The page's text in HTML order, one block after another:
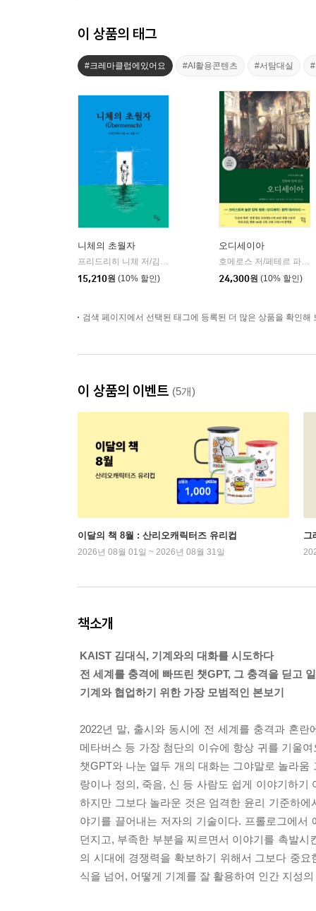
이 상품의 태그
#크레마클럽에있어요 #AI활용콘텐츠 #서탐대실
니체의 초월자
프리드리히 니체 저/김철 편역
15,210원 (10% 할인)
오디세이아
호메로스 저/페테르 파울 루벤스 그림/박문재 역
24,300원 (10% 할인)
검색 페이지에서 선택된 태그에 등록된 더 많은 상품을 확인해
이 상품의 이벤트 (5개)
이달의 책 8월 : 산리오캐릭터즈 유리컵
2026년 08월 01일 ~ 2026년 08월 31일
그
책소개
KAIST 김대식, 기계와의 대화를 시도하다
전 세계를 충격에 빠뜨린 챗GPT, 그 충격을 딛고
기계와 협업하기 위한 가장 모범적인 본보기
2022년 말, 출시와 동시에 전 세계를 충격과 혼
메타버스 등 가장 첨단의 이슈에 항상 귀를 기울
챗GPT와 나눈 열두 개의 대화는 그야말로 놀라
랑이나 정의, 죽음, 신 등 사람도 쉽게 이야기하
하지만 그보다 놀라운 것은 엄격한 윤리 기준하
야기를 끌어내는 저자의 기술이다. 프롤로그에
던지고, 부족한 부분을 찌르면서 이야기를 촉발시
의 시대에 경쟁력을 확보하기 위해서 그보다 중요
식을 넘어, 어떻게 기계를 잘 활용하여 인간 지성